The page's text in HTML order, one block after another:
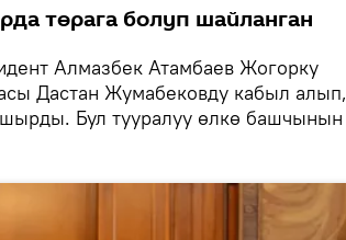
төрага болуп шайланган
Алмазбек Атамбаев Жогорку
Дастан Жумабековду кабыл алып,
Бул тууралуу өлкө башчынын